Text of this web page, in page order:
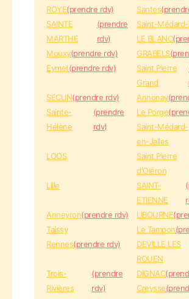
ROYE(prendre rdv) Santes
SAINTE
MARTHE
(prendre
rdv)
Saint-
LE BLANC
Mouxy(prendre rdv) GRABELS
Eymet(prendre rdv)
Saint Pierre
Grand
SECLIN(prendre rdv) Annonay
Sainte-
Hélène
(prendre
rdv)
Le Porge
Saint-Médard-
en-Jalles
LOOS
Saint Pierre
d'Oléron
Lille
SAINT-
ETIENNE
Anneyron(prendre rdv) LIBOURNE
Taissy
Le Tampon
Rennes(prendre rdv)
DEVILLE LES
ROUEN
Trois-
Rivières
(prendre
rdv)
DIGNAC
Creysse